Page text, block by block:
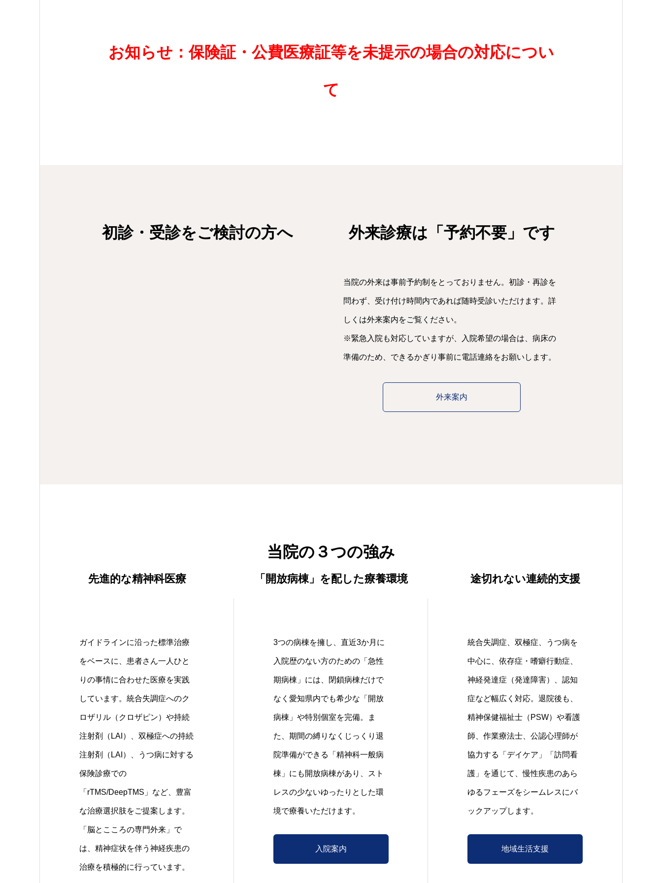
お知らせ：保険証・公費医療証等を未提示の場合の対応につい
て
初診・受診をご検討の方へ 外来診療は「予約不要」です
当院の外来は事前予約制をとっておりません。初診・再診を
問わず、受け付け時間内であれば随時受診いただけます。詳
しくは外来案内をご覧ください。
※緊急入院も対応していますが、入院希望の場合は、病床の
準備のため、できるかぎり事前に電話連絡をお願いします。
外来案内
当院の３つの強み
先進的な精神科医療
ガイドラインに沿った標準治療
をベースに、患者さん一人ひと
りの事情に合わせた医療を実践
しています。統合失調症へのク
ロザリル（クロザピン）や持続
注射剤（LAI）、双極症への持続
注射剤（LAI）、うつ病に対する
保険診療での
「rTMS/DeepTMS」など、豊富
な治療選択肢をご提案します。
「脳とこころの専門外来」で
は、精神症状を伴う神経疾患の
治療を積極的に行っています。
「開放病棟」を配した療養環境
3つの病棟を擁し、直近3か月に
入院歴のない方のための「急性
期病棟」には、閉鎖病棟だけで
なく愛知県内でも希少な「開放
病棟」や特別個室を完備。ま
た、期間の縛りなくじっくり退
院準備ができる「精神科一般病
棟」にも開放病棟があり、スト
レスの少ないゆったりとした環
境で療養いただけます。
入院案内
途切れない連続的支援
統合失調症、双極症、うつ病を
中心に、依存症・嗜癖行動症、
神経発達症（発達障害）、認知
症など幅広く対応。退院後も、
精神保健福祉士（PSW）や看護
師、作業療法士、公認心理師が
協力する「デイケア」「訪問看
護」を通じて、慢性疾患のあら
ゆるフェーズをシームレスにバ
ックアップします。
地域生活支援